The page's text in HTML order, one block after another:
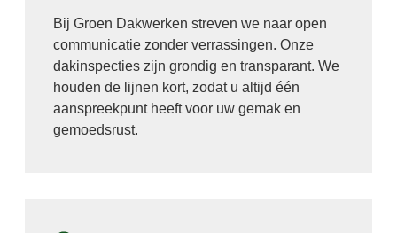
Bij Groen Dakwerken streven we naar open
communicatie zonder verrassingen. Onze
dakinspecties zijn grondig en transparant. We
houden de lijnen kort, zodat u altijd één
aanspreekpunt heeft voor uw gemak en
gemoedsrust.